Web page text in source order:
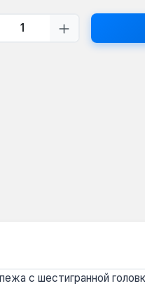
с шестигранной